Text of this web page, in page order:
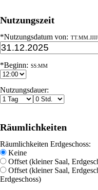
Nutzungszeit
*Nutzungsdatum von: TT.MM.JJJJ
*Beginn: SS:MM
Nutzungsdauer:
Räumlichkeiten
Räumlichkeiten Erdgeschoss:
Keine
Offset (kleiner Saal,
Offset (kleiner Saal,
Erdgeschoss)